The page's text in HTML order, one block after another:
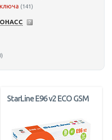
(141)
StarLine E96 v2 ECO GSM